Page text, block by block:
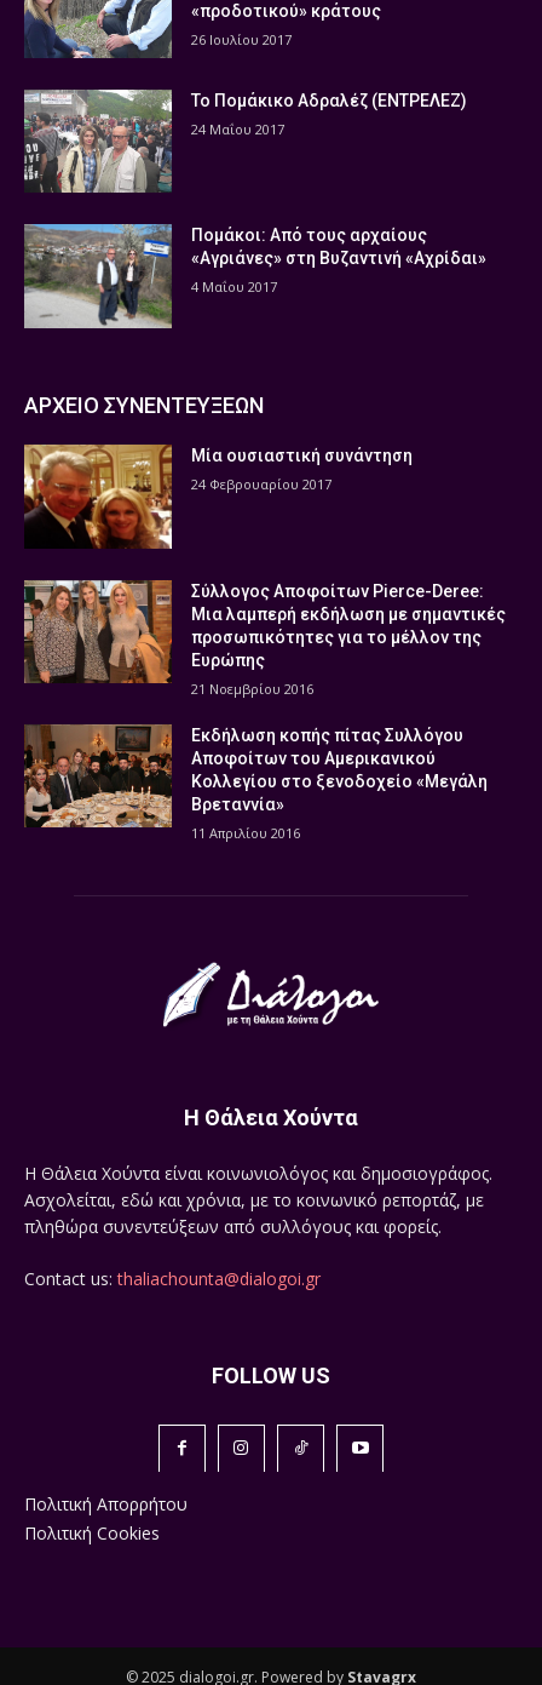
«προδοτικού» κράτους
26 Ιουλίου 2017
Το Πομάκικο Αδραλέζ (ΕΝΤΡΕΛΕΖ)
24 Μαΐου 2017
Πομάκοι: Από τους αρχαίους
«Αγριάνες» στη Βυζαντινή «Αχρίδαι»
4 Μαΐου 2017
ΑΡΧΕΙΟ ΣΥΝΕΝΤΕΥΞΕΩΝ
Μία ουσιαστική συνάντηση
24 Φεβρουαρίου 2017
Σύλλογος Αποφοίτων Pierce-Deree:
Μια λαμπερή εκδήλωση με σημαντικές
προσωπικότητες για το μέλλον της
Ευρώπης
21 Νοεμβρίου 2016
Εκδήλωση κοπής πίτας Συλλόγου
Αποφοίτων του Αμερικανικού
Κολλεγίου στο ξενοδοχείο «Μεγάλη
Βρεταννία»
11 Απριλίου 2016
Η Θάλεια Χούντα
Η Θάλεια Χούντα είναι κοινωνιολόγος και δημοσιογράφος.
Ασχολείται, εδώ και χρόνια, με το κοινωνικό ρεπορτάζ, με
πληθώρα συνεντεύξεων από συλλόγους και φορείς.
Contact us:thaliachounta@dialogoi.gr
FOLLOW US
Πολιτική Απορρήτου
Πολιτική Cookies
© 2025 dialogoi.gr. Powered by Stavagrx